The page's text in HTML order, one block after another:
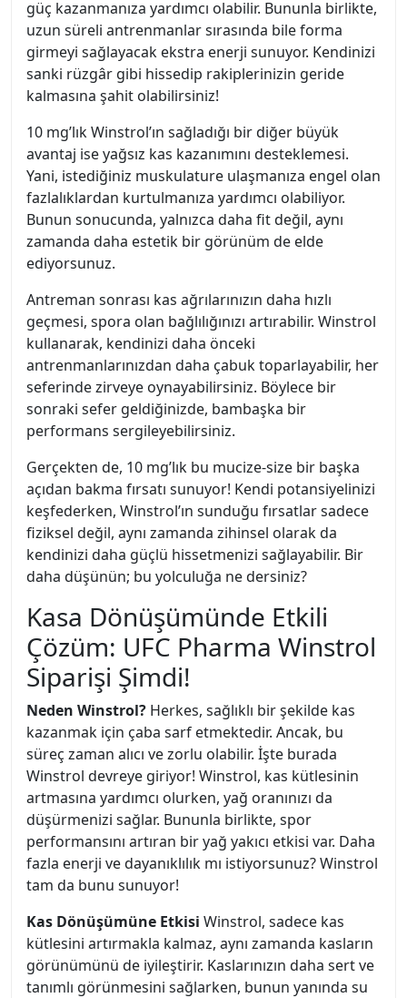
güç kazanmanıza yardımcı olabilir. Bununla birlikte,
uzun süreli antrenmanlar sırasında bile forma
girmeyi sağlayacak ekstra enerji sunuyor. Kendinizi
sanki rüzgâr gibi hissedip rakiplerinizin geride
kalmasına şahit olabilirsiniz!
10 mg’lık Winstrol’ın sağladığı bir diğer büyük
avantaj ise yağsız kas kazanımını desteklemesi.
Yani, istediğiniz muskulature ulaşmanıza engel olan
fazlalıklardan kurtulmanıza yardımcı olabiliyor.
Bunun sonucunda, yalnızca daha fit değil, aynı
zamanda daha estetik bir görünüm de elde
ediyorsunuz.
Antreman sonrası kas ağrılarınızın daha hızlı
geçmesi, spora olan bağlılığınızı artırabilir. Winstrol
kullanarak, kendinizi daha önceki
antrenmanlarınızdan daha çabuk toparlayabilir, her
seferinde zirveye oynayabilirsiniz. Böylece bir
sonraki sefer geldiğinizde, bambaşka bir
performans sergileyebilirsiniz.
Gerçekten de, 10 mg’lık bu mucize-size bir başka
açıdan bakma fırsatı sunuyor! Kendi potansiyelinizi
keşfederken, Winstrol’ın sunduğu fırsatlar sadece
fiziksel değil, aynı zamanda zihinsel olarak da
kendinizi daha güçlü hissetmenizi sağlayabilir. Bir
daha düşünün; bu yolculuğa ne dersiniz?
Kasa Dönüşümünde Etkili
Çözüm: UFC Pharma Winstrol
Siparişi Şimdi!
Neden Winstrol? Herkes, sağlıklı bir şekilde kas
kazanmak için çaba sarf etmektedir. Ancak, bu
süreç zaman alıcı ve zorlu olabilir. İşte burada
Winstrol devreye giriyor! Winstrol, kas kütlesinin
artmasına yardımcı olurken, yağ oranınızı da
düşürmenizi sağlar. Bununla birlikte, spor
performansını artıran bir yağ yakıcı etkisi var. Daha
fazla enerji ve dayanıklılık mı istiyorsunuz? Winstrol
tam da bunu sunuyor!
Kas Dönüşümüne Etkisi Winstrol, sadece kas
kütlesini artırmakla kalmaz, aynı zamanda kasların
görünümünü de iyileştirir. Kaslarınızın daha sert ve
tanımlı görünmesini sağlarken, bunun yanında su